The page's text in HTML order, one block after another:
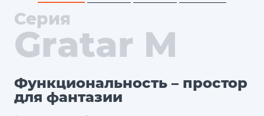
Серия
Gratar M
Функциональность – простор
для фантазии